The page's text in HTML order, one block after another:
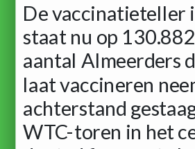
De vaccinatieteller
staat nu op
aantal Almeerders
laat vaccineren
achterstand
WTC-toren in het